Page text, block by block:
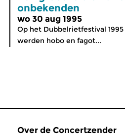
onbekenden
wo 30 aug 1995
Op het Dubbelrietfestival 1995
werden hobo en fagot...
Over de Concertzender